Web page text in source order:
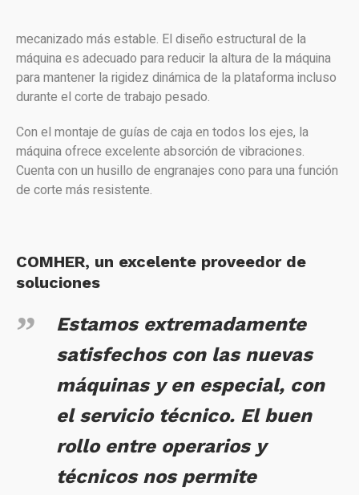
mecanizado más estable. El diseño estructural de la
máquina es adecuado para reducir la altura de la máquina
para mantener la rigidez dinámica de la plataforma incluso
durante el corte de trabajo pesado.
Con el montaje de guías de caja en todos los ejes, la
máquina ofrece excelente absorción de vibraciones.
Cuenta con un husillo de engranajes cono para una función
de corte más resistente.
COMHER, un excelente proveedor de
soluciones
Estamos extremadamente
satisfechos con las nuevas
máquinas y en especial, con
el servicio técnico. El buen
rollo entre operarios y
técnicos nos permite